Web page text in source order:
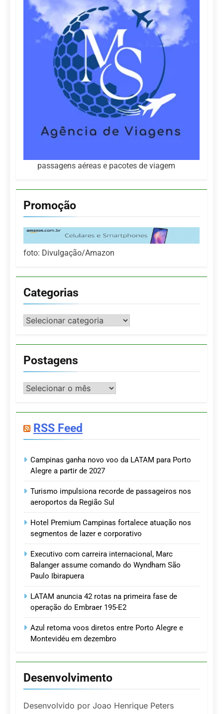
passagens aéreas e pacotes de viagem
Promoção
foto: Divulgação/Amazon
Categorias
Categorias
Postagens
Postagens
RSS Feed
Campinas ganha novo voo da LATAM para Porto
Alegre a partir de 2027
Turismo impulsiona recorde de passageiros nos
aeroportos da Região Sul
Hotel Premium Campinas fortalece atuação nos
segmentos de lazer e corporativo
Executivo com carreira internacional, Marc
Balanger assume comando do Wyndham São
Paulo Ibirapuera
LATAM anuncia 42 rotas na primeira fase de
operação do Embraer 195-E2
Azul retoma voos diretos entre Porto Alegre e
Montevidéu em dezembro
Desenvolvimento
Desenvolvido por Joao Henrique Peters